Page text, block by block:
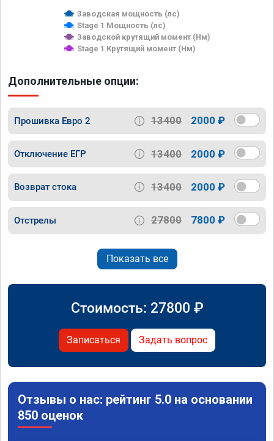
Заводская мощность (лс)
Stage 1 Мощность (лс)
Заводской крутящий момент (Нм)
Stage 1 Крутящий момент (Нм)
Дополнительные опции:
Прошивка Евро 2 13400 2000 ₽
Отключение ЕГР 13400 2000 ₽
Возврат стока 13400 2000 ₽
Отстрелы 27800 7800 ₽
Показать все
Стоимость: 27800 ₽
Записаться Задать вопрос
Отзывы о нас: рейтинг 5.0 на основании
850 оценок